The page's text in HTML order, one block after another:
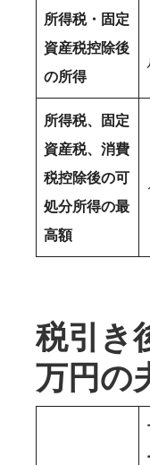
所得税・固定
資産税控除後
の所得
所得税、固定
資産税、消費
税控除後の可
処分所得の最
高額
税引き
万円の